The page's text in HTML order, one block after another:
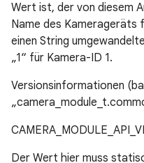
Wert ist, der von diesem
Name des Kamerageräts
einen String
„1“ für Kamera-ID 1.
Versionsinformationen
Der Wert hier muss